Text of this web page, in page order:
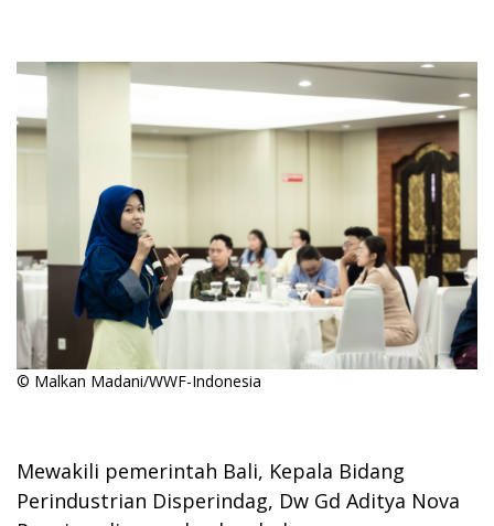
© Malkan Madani/WWF-Indonesia
Mewakili pemerintah Bali, Kepala Bidang
Perindustrian Disperindag, Dw Gd Aditya Nova